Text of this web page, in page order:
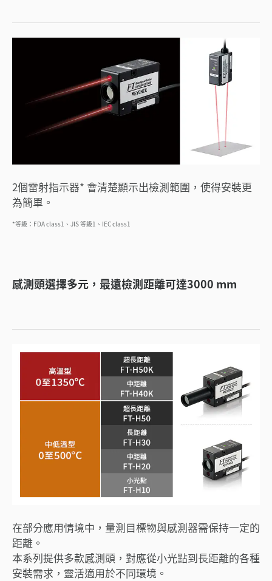
2個雷射指示器* 會清楚顯示出檢測範圍，使得安裝更
為簡單。
*等級：FDA class1、JIS 等級1、IEC class1
感測頭選擇多元，最遠檢測距離可達3000 mm
在部分應用情境中，量測目標物與感測器需保持一定的
距離。
本系列提供多款感測頭，對應從小光點到長距離的各種
安裝需求，靈活適用於不同環境。